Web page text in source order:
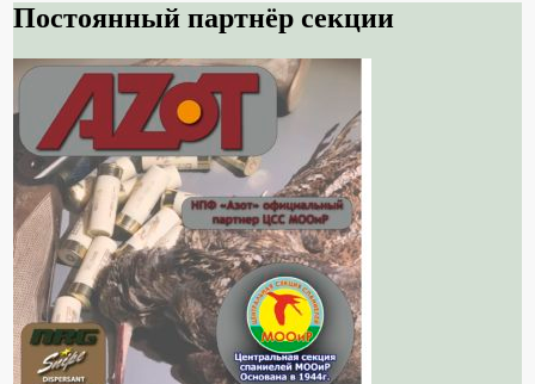
Постоянный партнёр секции